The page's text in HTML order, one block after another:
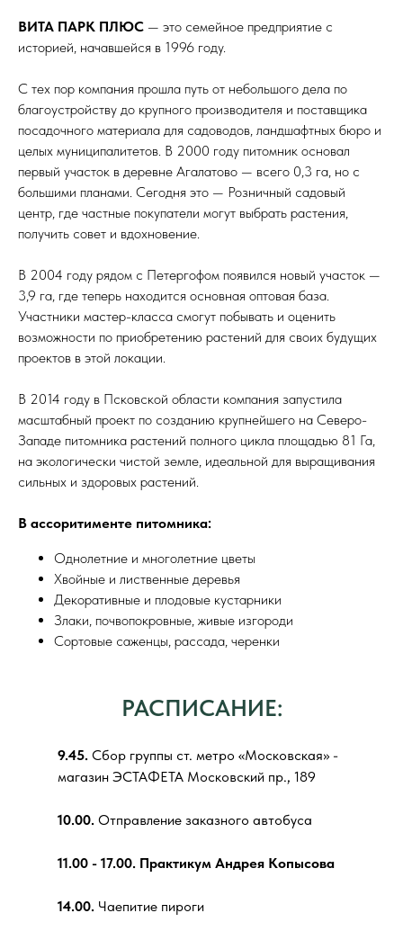
ВИТА ПАРК ПЛЮС — это семейное предприятие с
историей, начавшейся в 1996 году.
С тех пор компания прошла путь от небольшого дела по
благоустройству до крупного производителя и поставщика
посадочного материала для садоводов, ландшафтных бюро и
целых муниципалитетов. В 2000 году питомник основал
первый участок в деревне Агалатово — всего 0,3 га, но с
большими планами. Сегодня это — Розничный садовый
центр, где частные покупатели могут выбрать растения,
получить совет и вдохновение.
В 2004 году рядом с Петергофом появился новый участок —
3,9 га, где теперь находится основная оптовая база.
Участники мастер-класса смогут побывать и оценить
возможности по приобретению растений для своих будущих
проектов в этой локации.
В 2014 году в Псковской области компания запустила
масштабный проект по созданию крупнейшего на Северо-
Западе питомника растений полного цикла площадью 81 Га,
на экологически чистой земле, идеальной для выращивания
сильных и здоровых растений.
В ассоритименте питомника:
Однолетние и многолетние цветы
Хвойные и лиственные деревья
Декоративные и плодовые кустарники
Злаки, почвопокровные, живые изгороди
Сортовые саженцы, рассада, черенки
9.45. Сбор группы ст. метро «Московская» -
магазин ЭСТАФЕТА Московский пр., 189
10.00. Отправление заказного автобуса
11.00 - 17.00. Практикум Андрея Копысова
14.00. Чаепитие пироги
РАСПИСАНИЕ: